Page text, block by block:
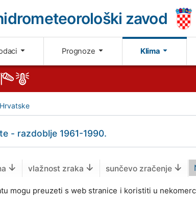
zavod
Prognoze Klima
- razdoblje 1961-1990.
vlažnost zraka sunčevo zračenje
mogu preuzeti s web stranice i koristiti u